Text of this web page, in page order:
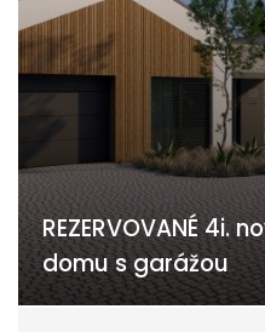
REZERVOVANÉ 4i.
domu s garážou